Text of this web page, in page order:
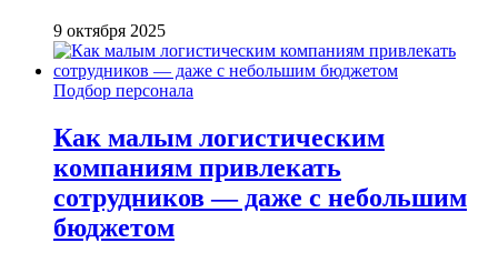
9 октября 2025
Подбор персонала
Как малым логистическим
компаниям привлекать
сотрудников — даже с небольшим
бюджетом